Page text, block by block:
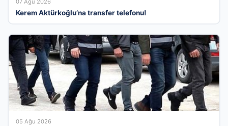
Kerem Aktürkoğlu’na transfer telefonu!
05 Ağu 2026